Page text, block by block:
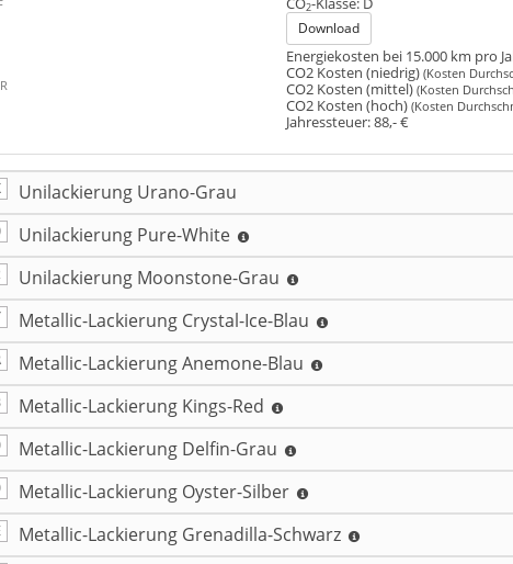
2
Download
Energiekosten bei 15.000 km pro
CO2 Kosten (niedrig)(Kosten
CO2 Kosten (mittel)(Kosten
CO2 Kosten (hoch)(Kosten
Jahressteuer:88,- €
Unilackierung Urano-Grau
Unilackierung Pure-White
Unilackierung Moonstone-Grau
Metallic-Lackierung Crystal-Ice-Blau
Metallic-Lackierung Anemone-Blau
Metallic-Lackierung Kings-Red
Metallic-Lackierung Delfin-Grau
Metallic-Lackierung Oyster-Silber
Metallic-Lackierung Grenadilla-Schwarz